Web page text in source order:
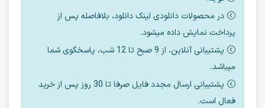
در محصولات دانلودی لینک دانلود، بلافاصله پس از
پرداخت نمایش داده میشود.
پشتیبانی آنلاین، از 9 صبح تا 12 شب، پاسخگوی شما
میباشد.
پشتیبانی ارسال مجدد فایل صرفا تا 30 روز پس از خرید
فعال است.